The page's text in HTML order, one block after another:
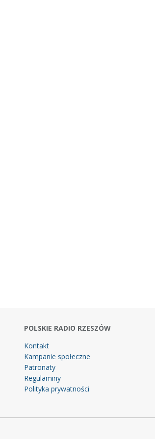
POLSKIE RADIO RZESZÓW
Kontakt
Kampanie społeczne
Patronaty
Regulaminy
Polityka prywatności